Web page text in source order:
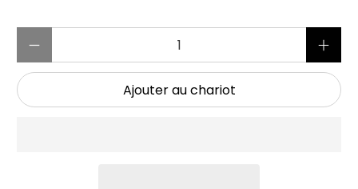
Ajouter au chariot